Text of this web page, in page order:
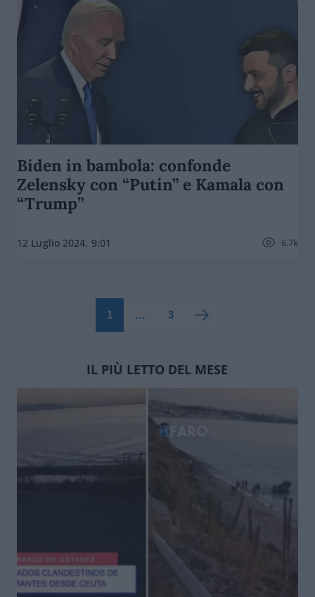
Biden in bambola: confonde
Zelensky con “Putin” e Kamala con
“Trump”
12 Luglio 2024, 9:01 6.7k
1 … 3
IL PIÙ LETTO DEL MESE